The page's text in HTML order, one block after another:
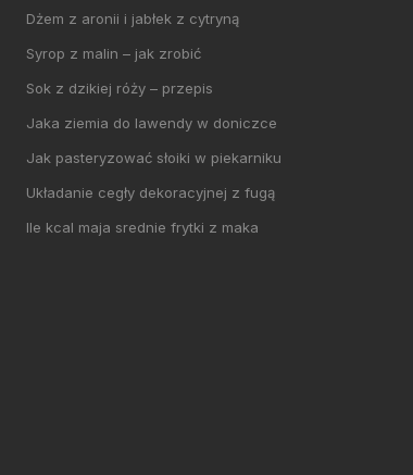
Dżem z aronii i jabłek z cytryną
Syrop z malin – jak zrobić
Sok z dzikiej róży – przepis
Jaka ziemia do lawendy w doniczce
Jak pasteryzować słoiki w piekarniku
Układanie cegły dekoracyjnej z fugą
Ile kcal maja srednie frytki z maka